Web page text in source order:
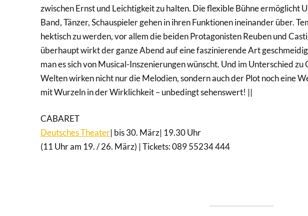
zwischen Ernst und Leichtigkeit zu halten. Die flexible Bühne ermöglicht
Band, Tänzer, Schauspieler gehen in ihren Funktionen ineinander über.
hektisch zu werden, vor allem die beiden Protagonisten Reuben und
überhaupt wirkt der ganze Abend auf eine faszinierende Art
man es sich von Musical-Inszenierungen wünscht. Und im Unterschied zu
Welten wirken nicht nur die Melodien, sondern auch der Plot noch eine
mit Wurzeln in der Wirklichkeit – unbedingt sehenswert! ||
CABARET
Deutsches Theater| bis 30. März| 19.30 Uhr
(11 Uhr am 19. / 26. März) | Tickets: 089 55234 444